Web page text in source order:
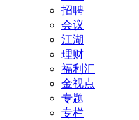
招聘
会议
江湖
理财
福利汇
金视点
专题
专栏